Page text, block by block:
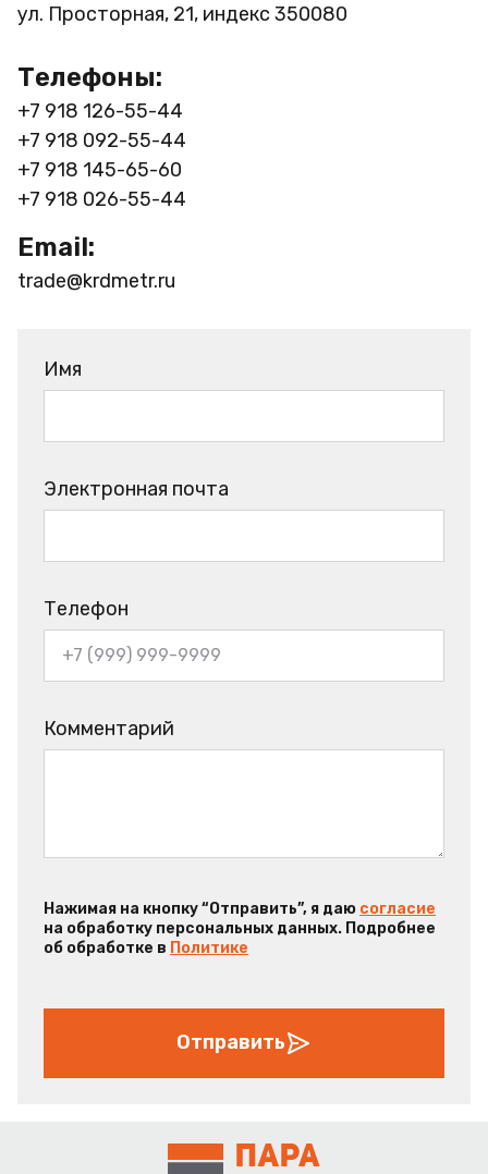
ул. Просторная, 21, индекс 350080
Телефоны:
+7 918 126-55-44
+7 918 092-55-44
+7 918 145-65-60
+7 918 026-55-44
Email:
trade@krdmetr.ru
Имя
Электронная почта
Телефон
Комментарий
Нажимая на кнопку “Отправить”, я даю согласие
на обработку персональных данных. Подробнее
об обработке в Политике
Отправить